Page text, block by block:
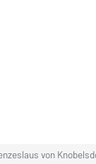
von